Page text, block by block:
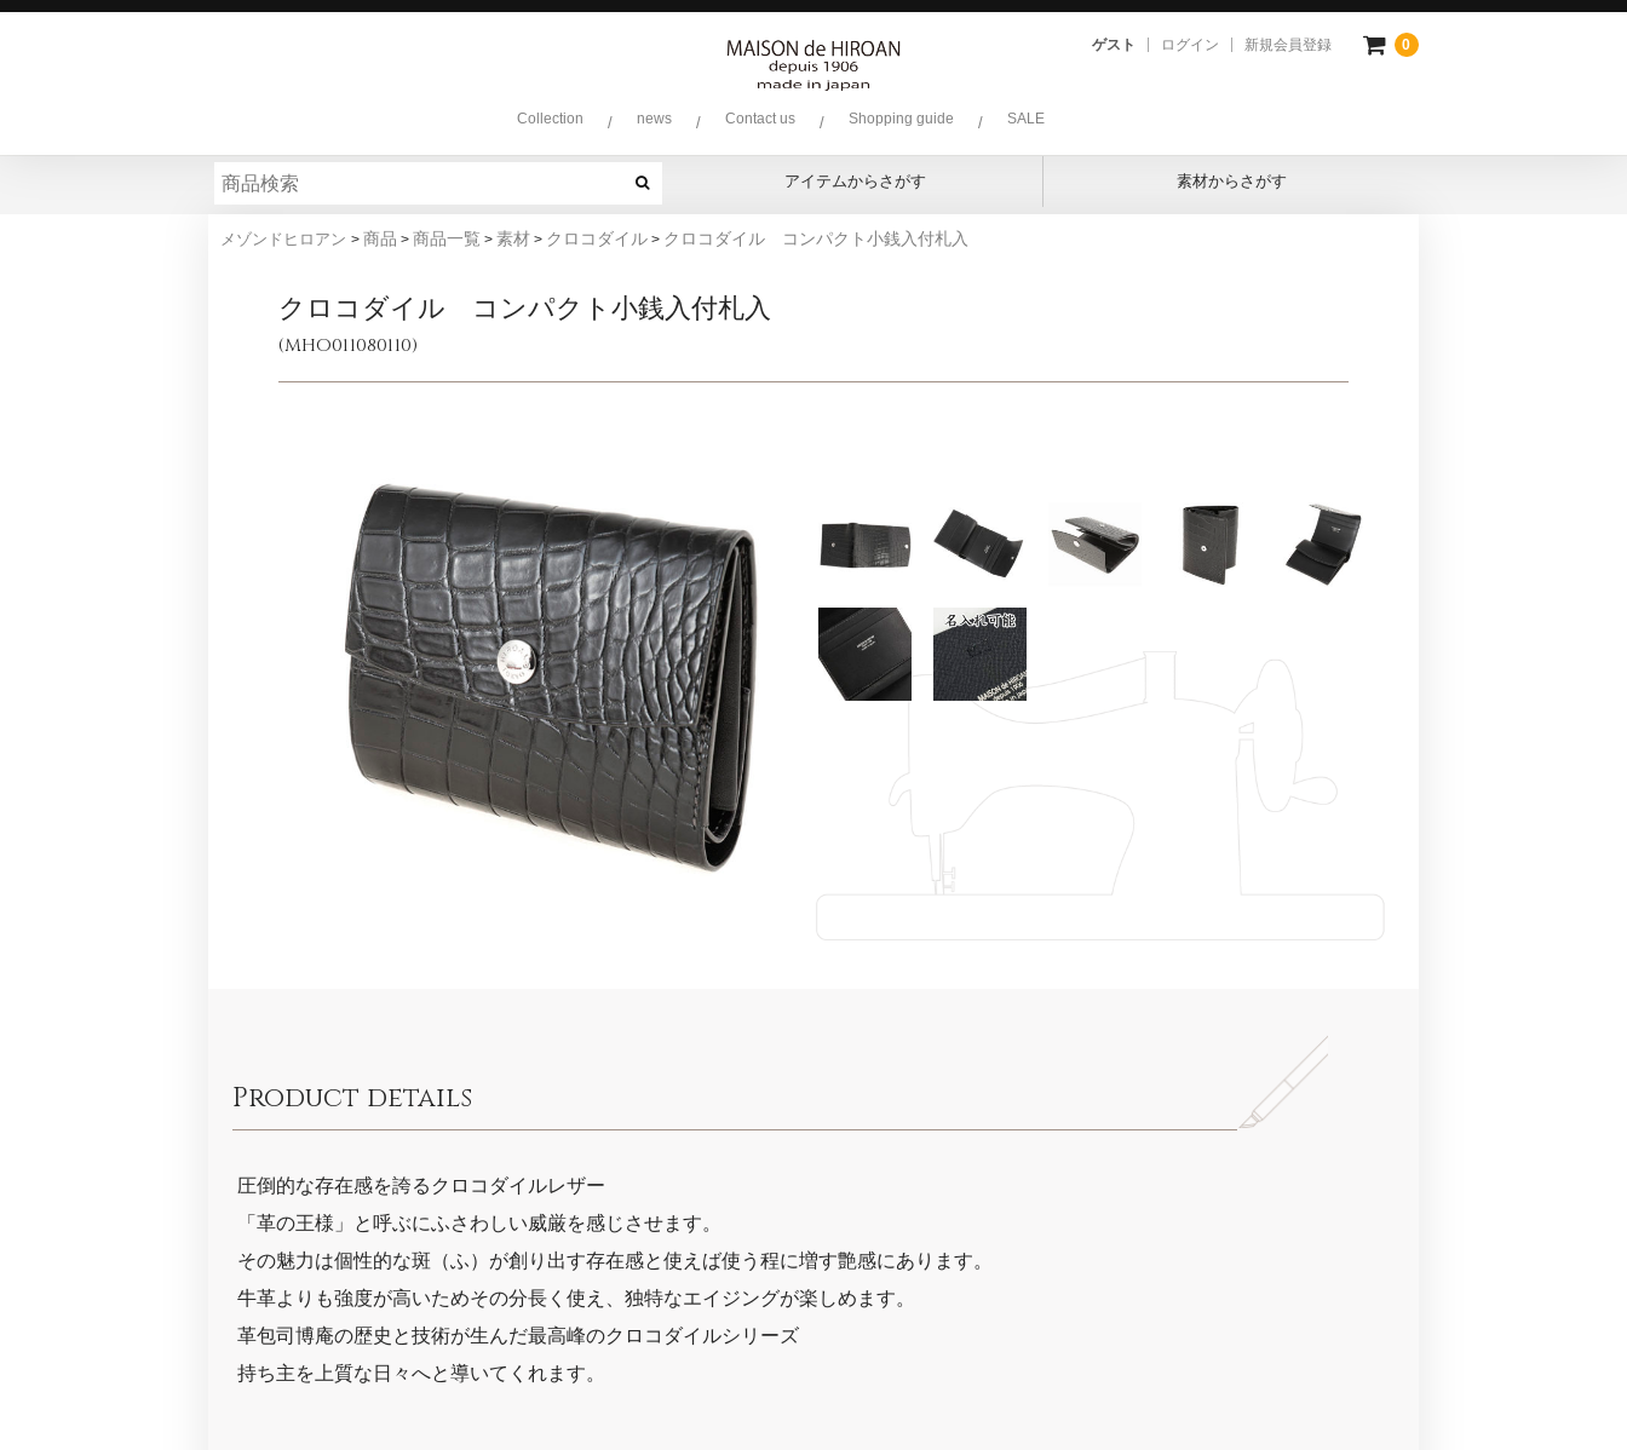
ゲスト ログイン 新規会員登録 0
Collection / news / Contact us / Shopping guide / SALE
アイテムからさがす
ファスナー付き束入
純束
通しマチ束入
小銭入付札入
純札
コンパクト
L字ファスナー
ラウンド
小銭入れ
名刺入れ
キーケース
素材からさがす
メゾンドヒロアン > 商品 > 商品一覧 > 素材 > クロコダイル > クロコダイル コンパクト小銭入付札入
クロコダイル コンパクト小銭入付札入
(MHO011080110)
Product details
圧倒的な存在感を誇るクロコダイルレザー
「革の王様」と呼ぶにふさわしい威厳を感じさせます。
その魅力は個性的な斑（ふ）が創り出す存在感と使えば使う程に増す艶感にあります。
牛革よりも強度が高いためその分長く使え、独特なエイジングが楽しめます。
革包司博庵の歴史と技術が生んだ最高峰のクロコダイルシリーズ
持ち主を上質な日々へと導いてくれます。